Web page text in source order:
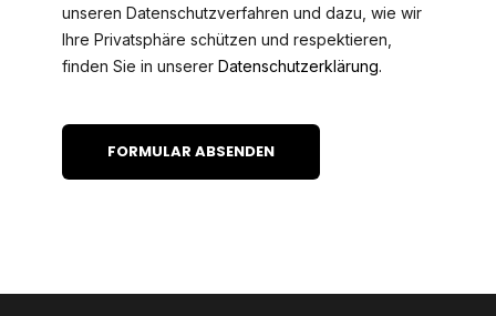
unseren Datenschutzverfahren und dazu, wie wir
Ihre Privatsphäre schützen und respektieren,
finden Sie in unserer Datenschutzerklärung.